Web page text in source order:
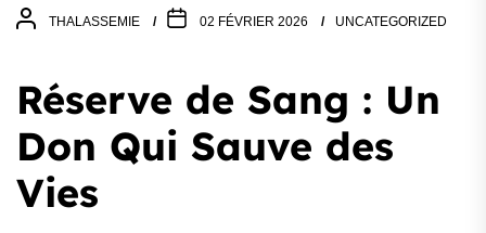
THALASSEMIE 02 FÉVRIER 2026 UNCATEGORIZED
Réserve de Sang : Un
Don Qui Sauve des
Vies